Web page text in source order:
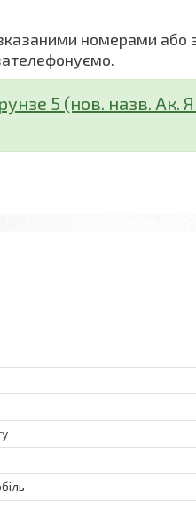
номерами або
5 (нов. назв. Ак.